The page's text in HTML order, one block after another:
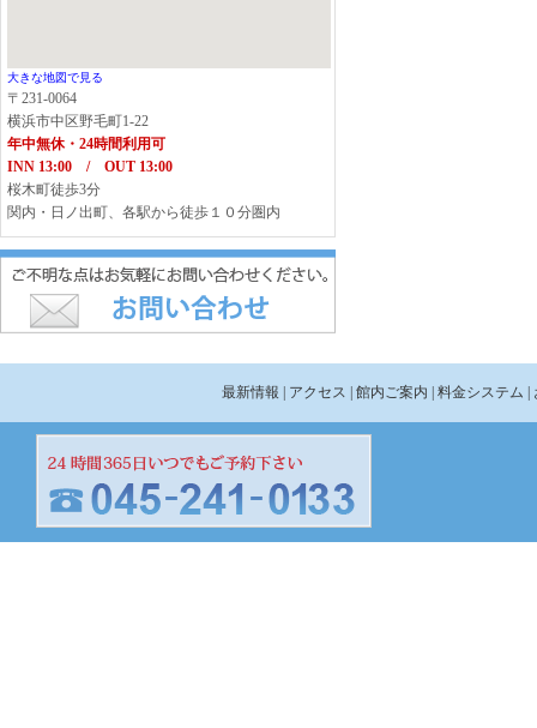
大きな地図で見る
〒231-0064
横浜市中区野毛町1-22
年中無休・24時間利用可
INN 13:00 / OUT 13:00
桜木町徒歩3分
関内・日ノ出町、各駅から徒歩１０分圏内
最新情報 | アクセス | 館内ご案内 | 料金システム